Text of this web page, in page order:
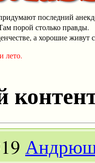
последний
порой столько правды.
а хорошие живут
лето.